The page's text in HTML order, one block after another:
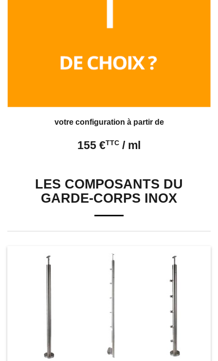
votre configuration à partir de
155 €TTC / ml
LES COMPOSANTS DU
GARDE-CORPS INOX